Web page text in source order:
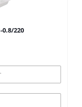
220